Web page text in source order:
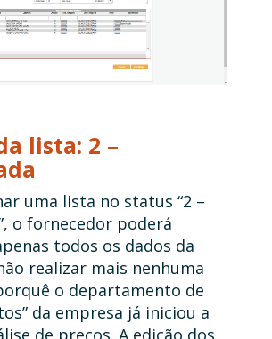
lista: 2 –
uma lista no status “2 –
o fornecedor poderá
todos os dados da
realizar mais nenhuma
o departamento de
da empresa já iniciou a
de preços. A edição dos